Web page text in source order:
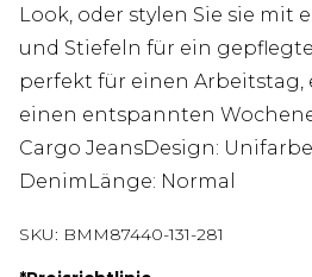
Look, oder stylen Sie sie mit
und Stiefeln für ein
perfekt für einen Arbeitstag,
einen entspannten
Cargo JeansDesign:
DenimLänge: Normal
SKU: BMM87440-131-281